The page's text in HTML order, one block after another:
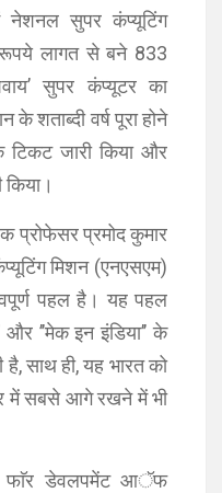
में नेशनल सुपर कंप्यूटिंग
लागत से बने 833
सुपर कंप्यूटर का
के शताब्दी वर्ष पूरा होने
जारी किया और
प्रमोद कुमार
मिशन (एनएसएम)
पहल है। यह पहल
’’मेक इन इंडिया’’ के
है, साथ ही, यह भारत को
में सबसे आगे रखने में भी
फाॅर डेवलपमेंट आॅफ